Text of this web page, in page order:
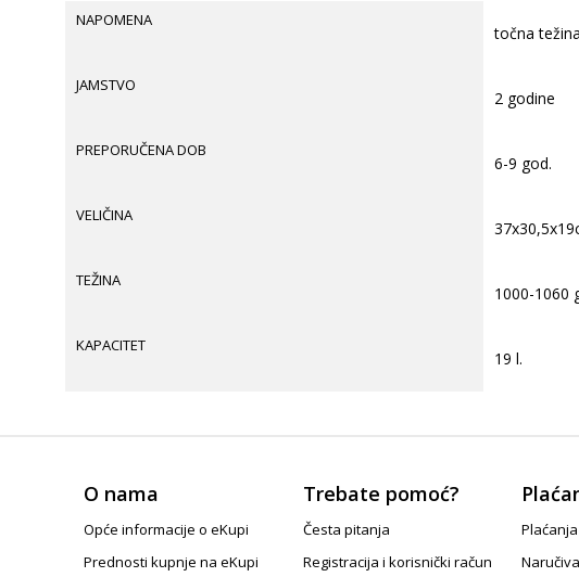
NAPOMENA
točna
JAMSTVO
2 godine
PREPORUČENA DOB
6-9 god.
VELIČINA
TEŽINA
1000-1060
KAPACITET
19 l.
O nama
Opće informacije o eKupi
Prednosti kupnje na eKupi
Trebate pomoć?
Česta pitanja
Registracija i korisnički račun